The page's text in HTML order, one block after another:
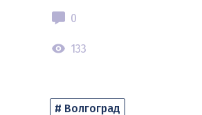
0
133
# Волгоград